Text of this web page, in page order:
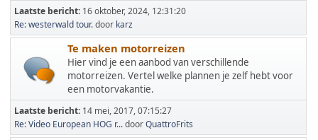
Laatste bericht: 16 oktober, 2024, 12:31:20
Re: westerwald tour.door karz
Te maken motorreizen
Hier vind je een aanbod van verschillende
motorreizen. Vertel welke plannen je zelf hebt voor
een motorvakantie.
Laatste bericht: 14 mei, 2017, 07:15:27
Re: Video European HOG r...doorQuattroFrits